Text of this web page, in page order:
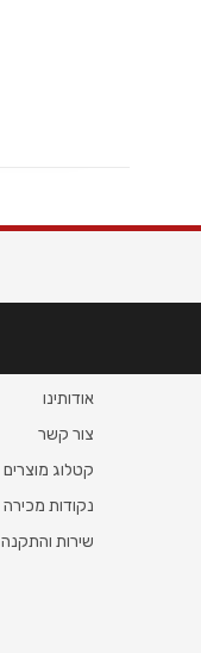
אודותינו
צור קשר
קטלוג מוצרים
נקודות מכירה
שירות והתקנה